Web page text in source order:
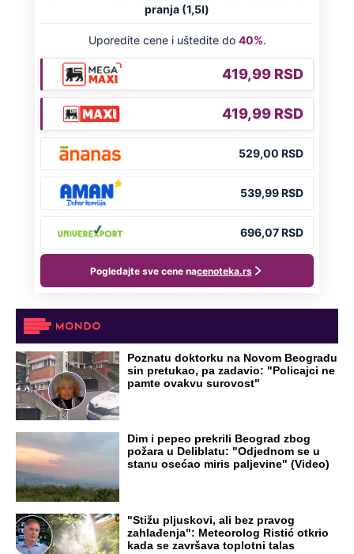
DRAMA ZBOG LJUBAVNE PRIČE
Zbog svadbe trudne Srpkinje i Albanca
proradio nacionalizam! Popljuvali ih samo
RAJ!